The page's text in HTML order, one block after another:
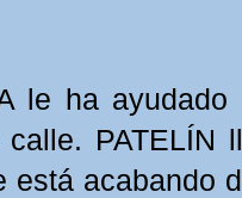
le ha
PATELÍN
está acabando